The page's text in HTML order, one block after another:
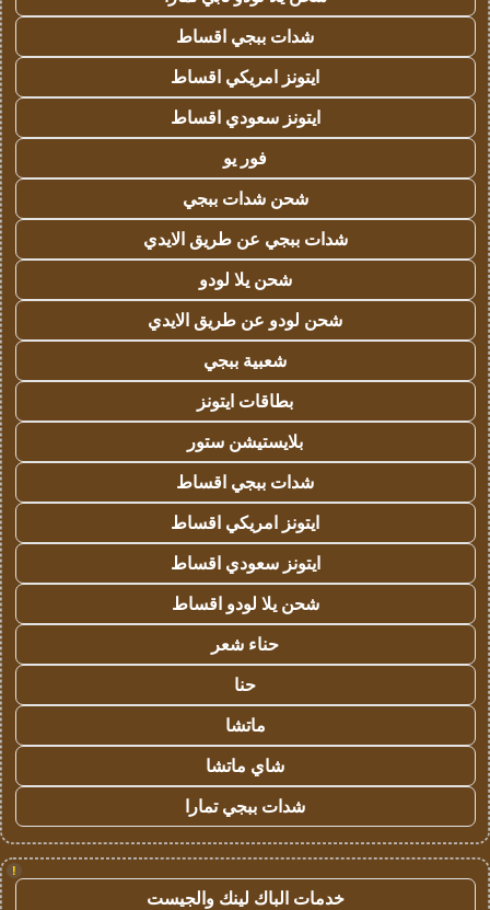
شدات ببجي اقساط
ايتونز امريكي اقساط
ايتونز سعودي اقساط
فور يو
شحن شدات ببجي
شدات ببجي عن طريق الايدي
شحن يلا لودو
شحن لودو عن طريق الايدي
شعبية ببجي
بطاقات ايتونز
بلايستيشن ستور
شدات ببجي اقساط
ايتونز امريكي اقساط
ايتونز سعودي اقساط
شحن يلا لودو اقساط
حناء شعر
حنا
ماتشا
شاي ماتشا
شدات ببجي تمارا
!
خدمات الباك لينك والجيست